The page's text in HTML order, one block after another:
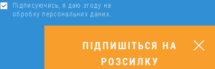
Підписуючись, я даю згоду на
обробку персональних даних.
ПІДПИШІТЬСЯ НА
РОЗСИЛКУ